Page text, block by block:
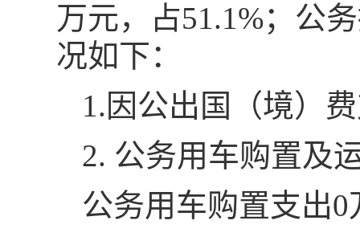
万元，占51.1%；公
况如下：
1.因公出国（境）
2. 公务用车购置及
公务用车购置支出0